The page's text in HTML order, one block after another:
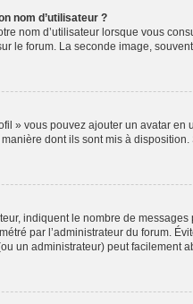
nom d’utilisateur ?
nom d’utilisateur lorsque vous
le forum. La seconde image,
» vous pouvez ajouter un avatar
dont ils sont mis à
indiquent le nombre de
par l’administrateur du forum.
un administrateur) peut facilement